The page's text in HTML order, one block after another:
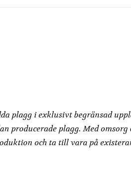
plagg i exklusivt begränsad
producerade plagg. Med
och ta till vara på